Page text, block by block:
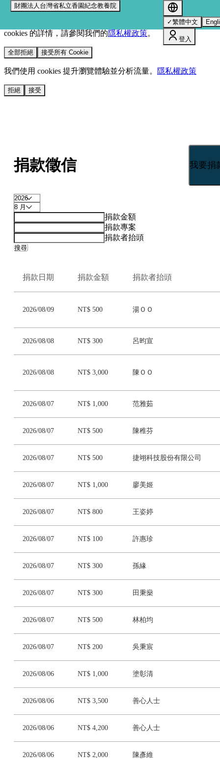
我們使用 cookies 來提升您的瀏覽體驗並分析網站流量。
欲了解更多有關我們使用
cookies 的詳情，請參閱我們的隱私權政策。
全部拒絕 接受所有 Cookie
我們使用 cookies 提升瀏覽體驗並分析流量。 隱私權政策
拒絕 接受
財團法人台灣省私立香園紀念教養院
✓繁體中文
登入
捐款徵信 我要捐
捐款金額
捐款專案
捐款者抬頭
搜尋
捐款日期 捐款金額 捐款者抬頭
2026/08/09 NT$ 500 湯ＯＯ
2026/08/08 NT$ 300 呂昀宣
2026/08/08 NT$ 3,000 陳ＯＯ
2026/08/07 NT$ 1,000 范雅茹
2026/08/07 NT$ 500 陳稚芬
2026/08/07 NT$ 500 捷翊科技股份有限公司
2026/08/07 NT$ 1,000 廖美姬
2026/08/07 NT$ 800 王姿婷
2026/08/07 NT$ 100 許惠珍
2026/08/07 NT$ 300 孫緣
2026/08/07 NT$ 300 田秉燊
2026/08/07 NT$ 500 林柏均
2026/08/07 NT$ 200 吳秉宸
2026/08/06 NT$ 1,000 塗彰清
2026/08/06 NT$ 3,500 善心人士
2026/08/06 NT$ 4,200 善心人士
2026/08/06 NT$ 2,000 陳彥維